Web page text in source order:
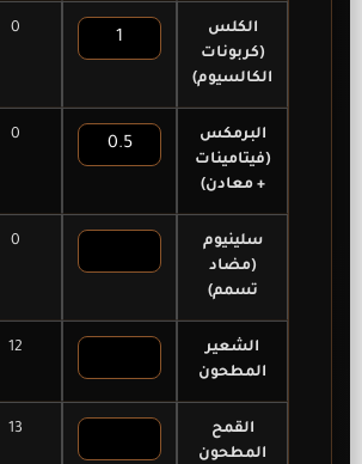
الكلس
(كربونات
الكالسيوم)
0
البرمكس
(فيتامينات
+ معادن)
0
سلينيوم
(مضاد
تسمم)
0
الشعير
المطحون
12
القمح
المطحون
13